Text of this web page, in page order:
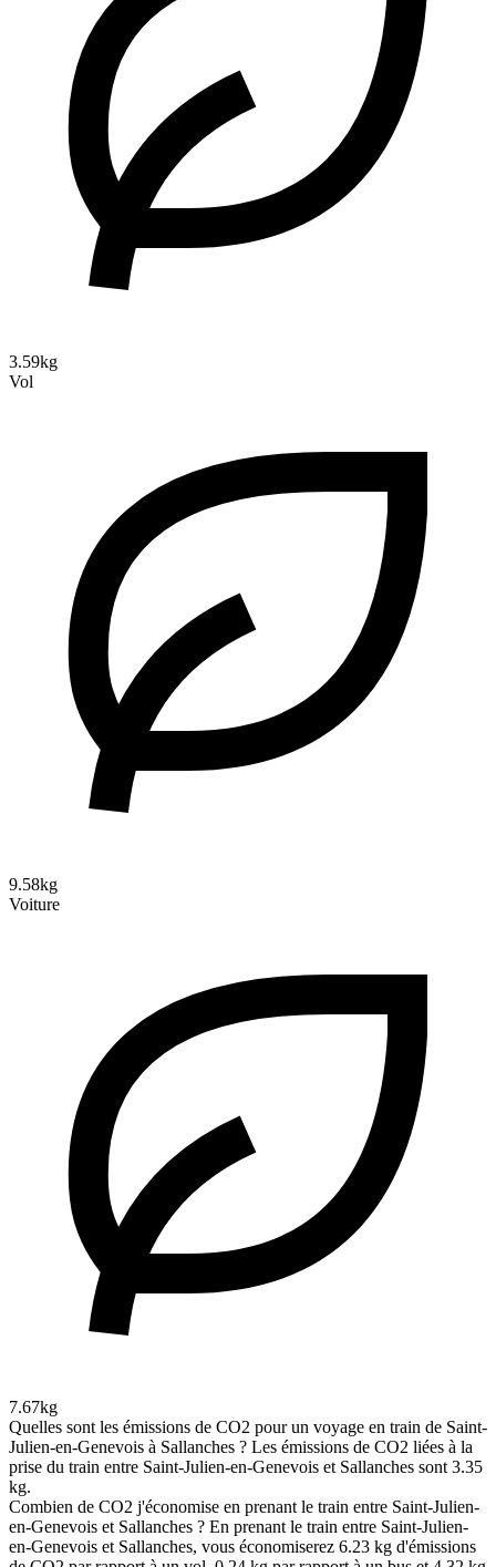
3.59kg
Vol
9.58kg
Voiture
7.67kg
Quelles sont les émissions de CO2 pour un voyage en train de Saint-
Julien-en-Genevois à Sallanches ? Les émissions de CO2 liées à la
prise du train entre Saint-Julien-en-Genevois et Sallanches sont 3.35
kg.
Combien de CO2 j'économise en prenant le train entre Saint-Julien-
en-Genevois et Sallanches ? En prenant le train entre Saint-Julien-
en-Genevois et Sallanches, vous économiserez 6.23 kg d'émissions